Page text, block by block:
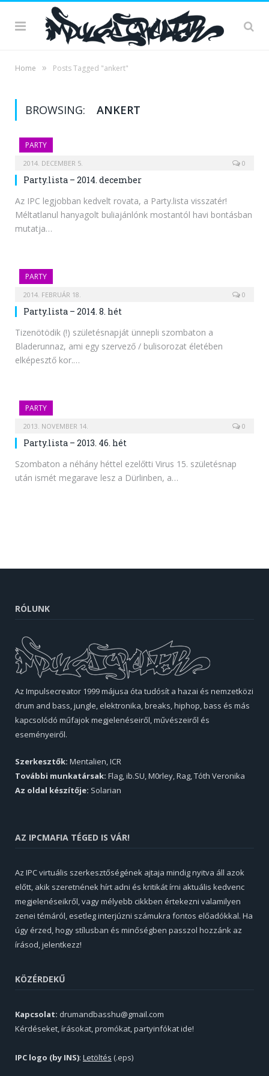
Home » Posts Tagged "ankert"
BROWSING: ANKERT
PARTY
2014. DECEMBER 5. 0
Party.lista – 2014. december
Az IPC legjobban kedvelt rovata, a Party.lista visszatér!
Méltatlanul hanyagolt buliajánlónk mostantól havi bontásban
mutatja…
PARTY
2014. FEBRUÁR 18. 0
Party.lista – 2014. 8. hét
Tizenötödik (!) születésnapját ünnepli szombaton a
Bladerunnaz, ami egy szervező / bulisorozat életében
elképesztő kor.…
PARTY
2013. NOVEMBER 14. 0
Party.lista – 2013. 46. hét
Szombaton a néhány héttel ezelőtti Virus 15. születésnap
után ismét megarave lesz a Dürlinben, a…
RÓLUNK
Az Impulsecreator 1999 májusa óta tudósít a hazai és nemzetközi
drum and bass, jungle, elektronika, breaks, hiphop, bass és más
kapcsolódó műfajok megjelenéseiről, művészeiről és
eseményeiről.
Szerkesztők: Mentalien, ICR
További munkatársak: Flag, ib.SU, M0rley, Rag, Tóth Veronika
Az oldal készítője: Solarian
AZ IPCMAFIA TÉGED IS VÁR!
Az IPC virtuális szerkesztőségének ajtaja mindig nyitva áll azok
előtt, akik szeretnének hírt adni és kritikát írni aktuális kedvenc
megjelenéseikről, vagy mélyebb cikkben értekezni valamilyen
zenei témáról, esetleg interjúzni számukra fontos előadókkal. Ha
úgy érzed, hogy stílusban és minőségben passzol hozzánk az
írásod, jelentkezz!
KÖZÉRDEKŰ
Kapcsolat: drumandbasshu@gmail.com
Kérdéseket, írásokat, promókat, partyinfókat ide!
IPC logo (by INS): Letöltés (.eps)